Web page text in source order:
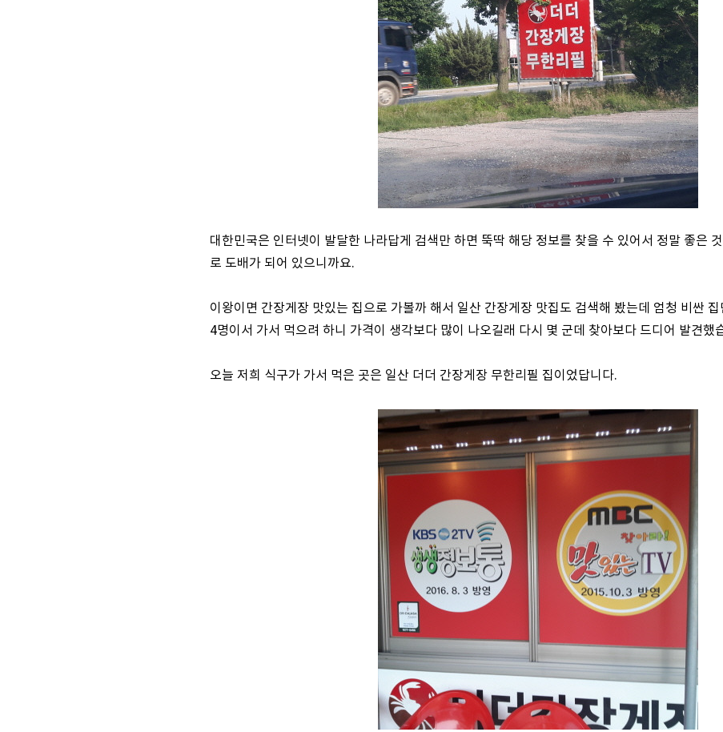
대한민국은 인터넷이 발달한 나라답게 검색만 하면 뚝딱 해당 정보를 찾을 수 있어서 정말 좋은
로 도배가 되어 있으니까요.
이왕이면 간장게장 맛있는 집으로 가볼까 해서 일산 간장게장 맛집도 검색해 봤는데 엄청 비싼
4명이서 가서 먹으려 하니 가격이 생각보다 많이 나오길래 다시 몇 군데 찾아보다 드디어 발견했
오늘 저희 식구가 가서 먹은 곳은 일산 더더 간장게장 무한리필 집이었답니다.